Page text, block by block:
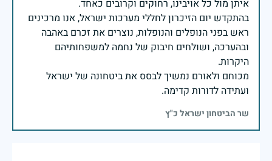
בהתקדש יום הזיכרון לחללי מערכות ישראל, אנו מרכינים
ראש בפני הנופלים והנופלות, נוצרים את זכרם באהבה
ובהערכה, ושולחים חיבוק של נחמה למשפחותיהם
מכוחם ולאורם נמשיך לבסס את ביטחונה של ישראל
ועתידה לדורות קדימה.
שר הביטחון ישראל כ"ץ